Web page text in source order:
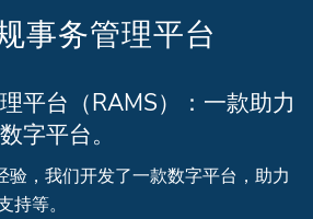
事务管理平台
平台（RAMS）：一款助力
字平台。
验，我们开发了一款数字平台，助力
持等。